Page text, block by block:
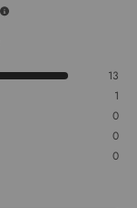
13
1
0
0
0